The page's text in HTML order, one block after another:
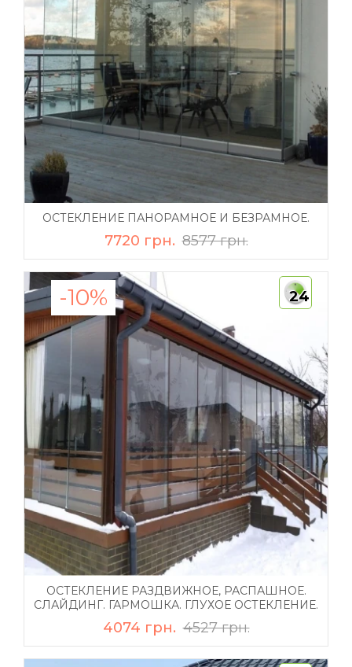
ОСТЕКЛЕНИЕ ПАНОРАМНОЕ И БЕЗРАМНОЕ.
7720 грн. 8577 грн.
-10% 24
ОСТЕКЛЕНИЕ РАЗДВИЖНОЕ, РАСПАШНОЕ.
СЛАЙДИНГ. ГАРМОШКА. ГЛУХОЕ ОСТЕКЛЕНИЕ.
4074 грн. 4527 грн.